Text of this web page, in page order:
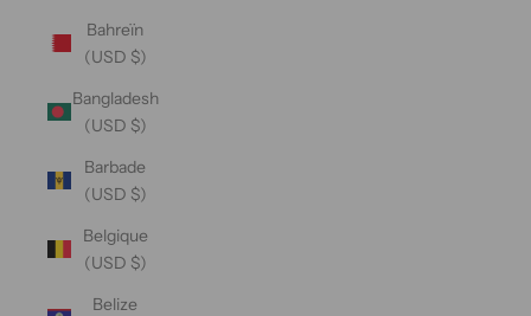
Bahreïn
(USD $)
Bangladesh
(USD $)
Barbade
(USD $)
Belgique
(USD $)
Belize